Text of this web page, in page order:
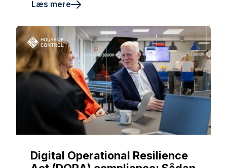
Læs mere
Digital Operational Resilience